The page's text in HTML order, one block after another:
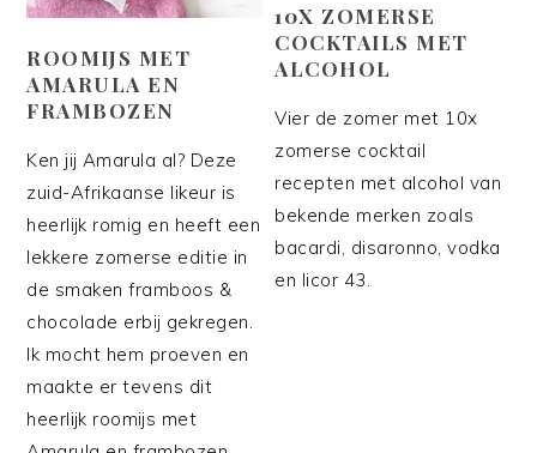
ROOMIJS MET
AMARULA EN
FRAMBOZEN
Ken jij Amarula al? Deze
zuid-Afrikaanse likeur is
heerlijk romig en heeft een
lekkere zomerse editie in
de smaken framboos &
chocolade erbij gekregen.
Ik mocht hem proeven en
maakte er tevens dit
heerlijk roomijs met
10X ZOMERSE
COCKTAILS MET
ALCOHOL
Vier de zomer met 10x
zomerse cocktail
recepten met alcohol van
bekende merken zoals
bacardi, disaronno, vodka
en licor 43.